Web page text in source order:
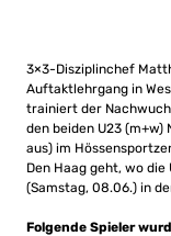
3×3-Disziplinchef
Auftaktlehrgang in
trainiert der
den beiden U23 (m+w)
aus) im
Den Haag geht, wo
(Samstag, 08.06.) in
Folgende Spieler